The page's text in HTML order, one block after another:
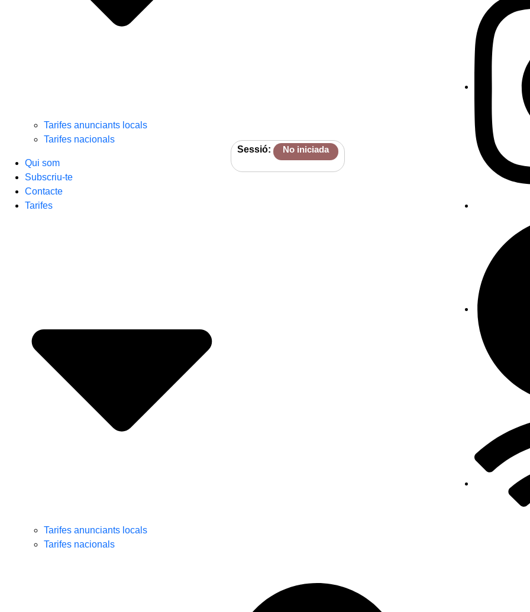
Tarifes anunciants locals
Tarifes nacionals
Qui som
Subscriu-te
Contacte
Tarifes
Tarifes anunciants locals
Tarifes nacionals
Sessió: No iniciada